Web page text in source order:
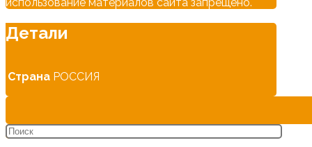
Детали
Страна РОССИЯ